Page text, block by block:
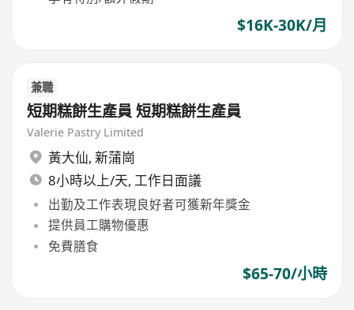
$16K-30K/月
兼職
短期糕餅生產員 短期糕餅生產員
Valerie Pastry Limited
黃大仙, 新蒲崗
8小時以上/天, 工作日面議
出勤及工作表現良好者可獲新年獎金
提供員工購物優惠
免費膳食
$65-70/小時